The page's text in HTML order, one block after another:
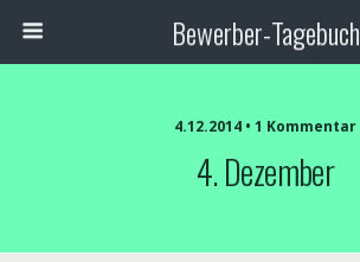
Bewerber-Tagebuch
4.12.2014 • 1 Kommentar
4. Dezember